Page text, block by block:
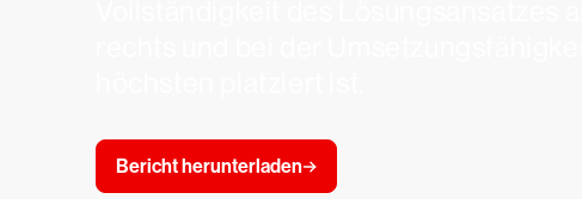
Bericht herunterladen